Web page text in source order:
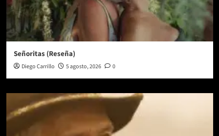
Señoritas (Reseña)
Diego Carrillo 5 agosto, 2026 0